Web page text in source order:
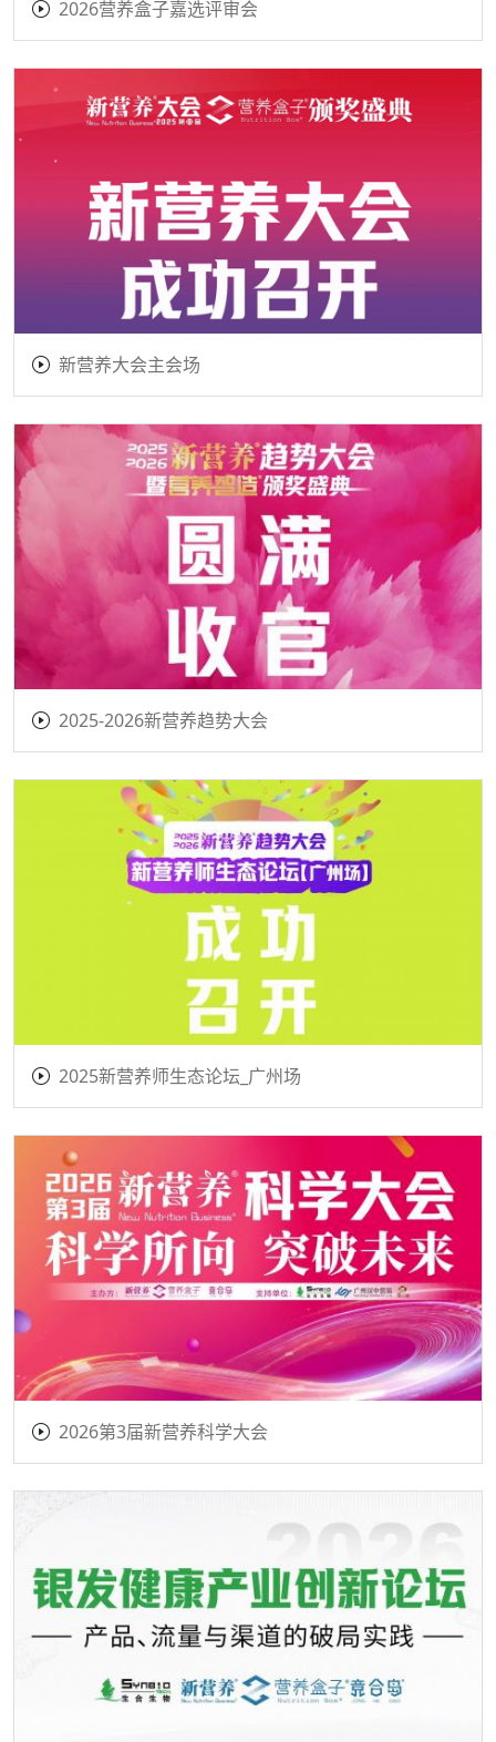
2026营养盒子嘉选评审会
新营养大会主会场
2025-2026新营养趋势大会
2025新营养师生态论坛_广州场
2026第3届新营养科学大会